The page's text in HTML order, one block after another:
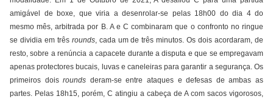
Download
Plataforma electrónica dos tribunais
amigável de boxe, que viria a desenrolar-se pelas 18h00 do dia 4 do
mesmo mês, arbitrada por B. A e C combinaram que o confronto no ringue
se dividia em três rounds, cada um de três minutos. Os dois acordaram, de
resto, sobre a renúncia a capacete durante a disputa e que se empregavam
apenas protectores bucais, luvas e caneleiras para garantir a segurança. Os
primeiros doisrounds deram-se entre ataques e defesas de ambas as
partes. Pelas 18h15, porém, C atingiu a cabeça de A com sacos vigorosos,